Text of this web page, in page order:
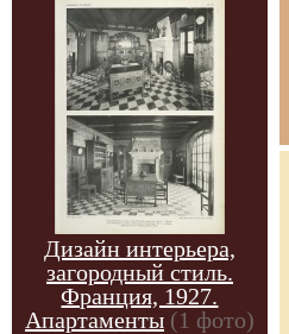
Дизайн интерьера,
загородный стиль.
Франция, 1927.
Апартаменты (1 фото)